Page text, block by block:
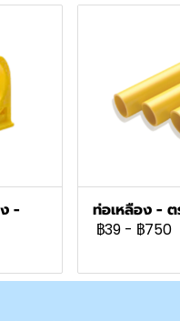
- ท่อเหลือง - ต
฿39 - ฿750